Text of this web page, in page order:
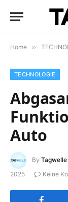
Home »
TECHNOLOGIE
Auto
By Tagwelle
2025
Keine